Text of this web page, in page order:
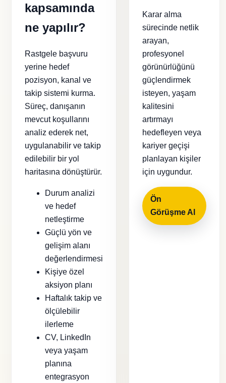
kapsamında
ne yapılır?
Rastgele başvuru
yerine hedef
pozisyon, kanal ve
takip sistemi kurma.
Süreç, danışanın
mevcut koşullarını
analiz ederek net,
uygulanabilir ve takip
edilebilir bir yol
haritasına dönüştürür.
Durum analizi
ve hedef
netleştirme
Güçlü yön ve
gelişim alanı
değerlendirmesi
Kişiye özel
aksiyon planı
Haftalık takip ve
ölçülebilir
ilerleme
CV, LinkedIn
veya yaşam
planına
entegrasyon
Karar alma
sürecinde netlik
arayan,
profesyonel
görünürlüğünü
güçlendirmek
isteyen, yaşam
kalitesini
artırmayı
hedefleyen veya
kariyer geçişi
planlayan kişiler
için uygundur.
Ön
Görüşme Al